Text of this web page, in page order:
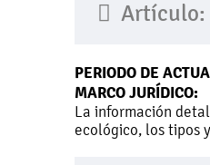
Artículo:
PERIODO DE
MARCO JURÍDICO:
La información
ecológico, los tipos